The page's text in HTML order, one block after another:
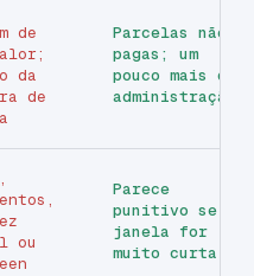
de
da
de
Parcelas não
pagas; um
pouco mais de
administração
ou
Parece
punitivo se a
janela for
muito curta